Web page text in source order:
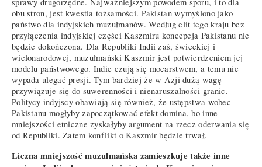
sprawy drugorzędne. Najważniejszym powodem sporu, i to dla
obu stron, jest kwestia tożsamości. Pakistan wymyślono jako
państwo dla indyjskich muzułmanów. Według elit tego kraju bez
przyłączenia indyjskiej części Kaszmiru koncepcja Pakistanu nie
będzie dokończona. Dla Republiki Indii zaś, świeckiej i
wielonarodowej, muzułmański Kaszmir jest potwierdzeniem jej
modelu państwowego. Indie czują się mocarstwem, a temu nie
wypada ulegać presji. Tym bardziej że w Azji dużą wagę
przywiązuje się do suwerenności i nienaruszalności granic.
Politycy indyjscy obawiają się również, że ustępstwa wobec
Pakistanu mogłyby zapoczątkować efekt domina, bo inne
mniejszości etniczne zyskałyby argument na rzecz oderwania się
od Republiki. Zatem konflikt o Kaszmir będzie trwał.
Liczna mniejszość muzułmańska zamieszkuje także inne